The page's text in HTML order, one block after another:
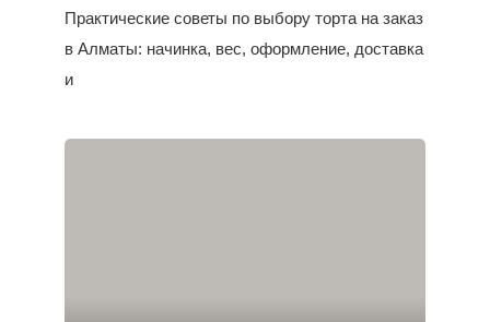
Практические советы по выбору торта на заказ
в Алматы: начинка, вес, оформление, доставка
и